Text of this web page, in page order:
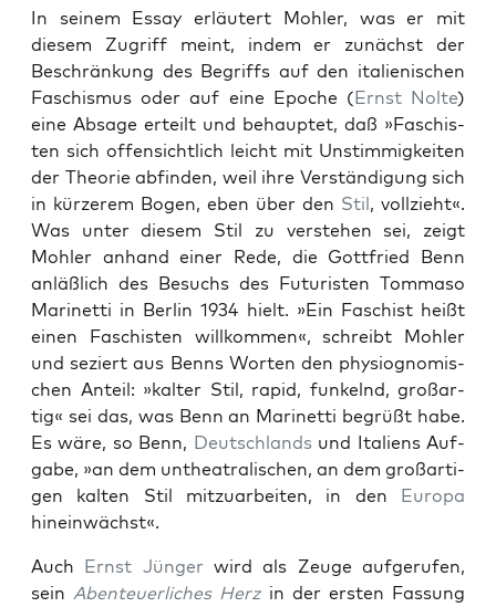
In seinem Essay erläutert Mohler, was er mit
diesem Zugriff meint, indem er zunächst der
Beschränkung des Begriffs auf den ital­ienis­chen
Faschis­mus oder auf eine Epoche (Ernst Nolte)
eine Absage erteilt und behauptet, daß »Faschis­
ten sich offen­sichtlich leicht mit Unstim­migkeit­en
der The­o­rie abfind­en, weil ihre Ver­ständi­gung sich
in kürz­erem Bogen, eben über den Stil, vol­lzieht«.
Was unter diesem Stil zu ver­ste­hen sei, zeigt
Mohler anhand ein­er Rede, die Got­tfried Benn
anläßlich des Besuchs des Futur­is­ten Tom­ma­so
Marinet­ti in Berlin 1934 hielt. »Ein Faschist heißt
einen Faschis­ten willkom­men«, schreibt Mohler
und seziert aus Benns Worten den phys­iog­nomis­
chen Anteil: »kalter Stil, rapid, funkel­nd, großar­
tig« sei das, was Benn an Marinet­ti begrüßt habe.
Es wäre, so Benn, Deutsch­lands und Ital­iens Auf­
gabe, »an dem unthe­atralis­chen, an dem großar­ti­
gen kalten Stil mitzuar­beit­en, in den Europa
hinein­wächst«.
Auch Ernst Jünger wird als Zeuge aufgerufen,
seinAben­teuer­lich­es Herzin der ersten Fas­sung